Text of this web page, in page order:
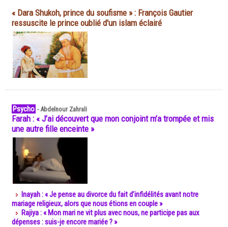
« Dara Shukoh, prince du soufisme » : François Gautier
ressuscite le prince oublié d'un islam éclairé
Psycho -Abdelnour Zahrali
Farah : « J’ai découvert que mon conjoint m’a trompée et mis
une autre fille enceinte »
Inayah : « Je pense au divorce du fait d’infidélités avant notre
mariage religieux, alors que nous étions en couple »
Rajiya : « Mon mari ne vit plus avec nous, ne participe pas aux
dépenses : suis-je encore mariée ? »